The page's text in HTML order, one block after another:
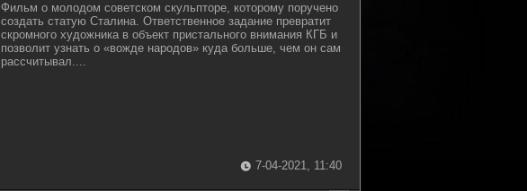
Фильм о молодом советском скульпторе, которому поручено
создать статую Сталина. Ответственное задание превратит
скромного художника в объект пристального внимания КГБ и
позволит узнать о «вожде народов» куда больше, чем он сам
рассчитывал....
7-04-2021, 11:40